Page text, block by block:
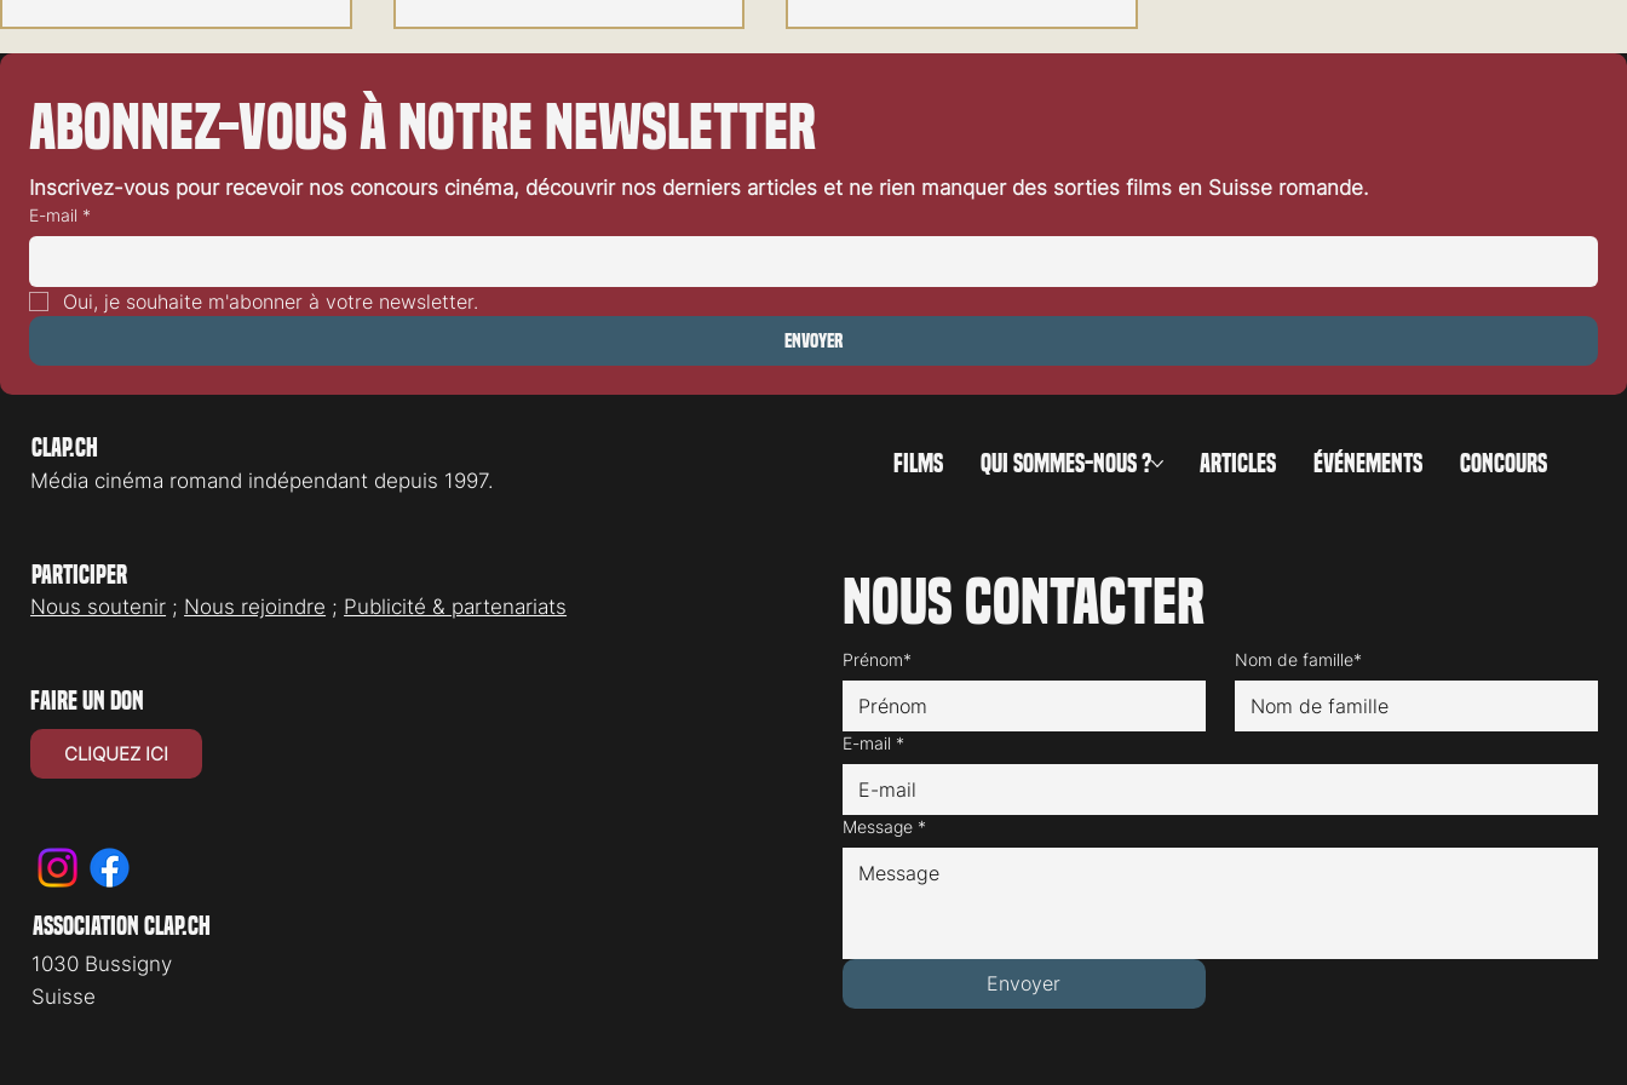
With Wolves
Heart
Abonnez-vous à notre newsletter
Inscrivez-vous pour recevoir nos concours cinéma, découvrir nos derniers articles et ne rien manquer des sorties films en Suisse romande.
E-mail *
Oui, je souhaite m'abonner à votre newsletter.
Envoyer
Clap.ch
Média cinéma romand indépendant depuis 1997.
FILMS QUI SOMMES-NOUS ? ARTICLES ÉVÉNEMENTS CONCOURS
Participer
Nous soutenir ; Nous rejoindre ; Publicité & partenariats Nous contacter
Prénom* Nom de famille*
E-mail *
Message *
Envoyer
faire un don
CLIQUEZ ICI
association clap.ch
1030 Bussigny
Suisse